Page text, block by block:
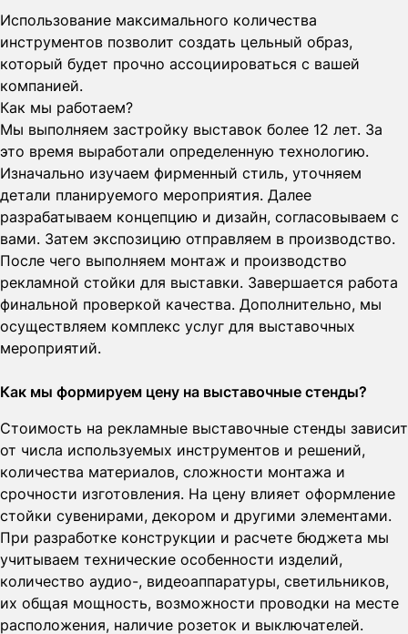
Использование максимального количества
инструментов позволит создать цельный образ,
который будет прочно ассоциироваться с вашей
компанией.
Как мы работаем?
Мы выполняем застройку выставок более 12 лет. За
это время выработали определенную технологию.
Изначально изучаем фирменный стиль, уточняем
детали планируемого мероприятия. Далее
разрабатываем концепцию и дизайн, согласовываем с
вами. Затем экспозицию отправляем в производство.
После чего выполняем монтаж и производство
рекламной стойки для выставки. Завершается работа
финальной проверкой качества. Дополнительно, мы
осуществляем комплекс услуг для выставочных
мероприятий.
Как мы формируем цену на выставочные стенды?
Стоимость на рекламные выставочные стенды зависит
от числа используемых инструментов и решений,
количества материалов, сложности монтажа и
срочности изготовления. На цену влияет оформление
стойки сувенирами, декором и другими элементами.
При разработке конструкции и расчете бюджета мы
учитываем технические особенности изделий,
количество аудио-, видеоаппаратуры, светильников,
их общая мощность, возможности проводки на месте
расположения, наличие розеток и выключателей.